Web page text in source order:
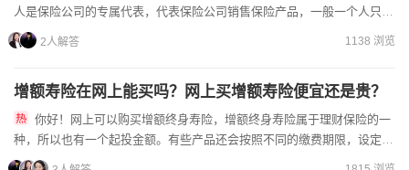
人是保险公司的专属代表，代表保险公司销售保险产品，一般一个人只能
代理一家保险公司，客户可选择的保险产品有限。②承保...
2人解答 1138 浏览
增额寿险在网上能买吗？网上买增额寿险便宜还是贵？
种，所以也有一个起投金额。有些产品还会按照不同的缴费期限，设定不
同的起投金额。我们在投保的时候，要注意自己选择的缴...